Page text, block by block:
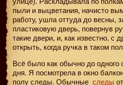
пыли и выцветания, начисто
работу, ушла оттуда до весны,
пластиковую дверь, повернув
такие двери, и, как известно, с
открыть, когда ручка в таком
Всё было как обычно до одного
дня. Я посмотрела в окно
полу следы. Обычные следы